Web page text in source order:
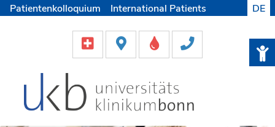
Patientenkolloquium
International Patients
Helfen & Spenden
Medien
DE